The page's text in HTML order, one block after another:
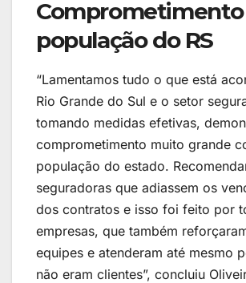
população do RS
“Lamentamos tudo o que está
Rio Grande do Sul e o setor
tomando medidas efetivas,
comprometimento muito grande
população do estado.
seguradoras que adiassem os
dos contratos e isso foi feito por
empresas, que também
equipes e atenderam até mesmo
não eram clientes”, concluiu